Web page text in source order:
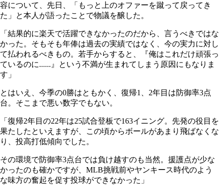
容について、先日、「もっと上のオファーを蹴って戻ってき
た」と本人が語ったことで物議を醸した。
「結果的に楽天で活躍できなかったのだから、言うべきではな
かった。そもそも年俸は過去の実績ではなく、今の実力に対し
て払われるべきもの。若手からすると、『俺はこれだけ頑張っ
ているのに......』という不満が生まれてしまう原因にもなりま
す」
とはいえ、今季の0勝はともかく、復帰1、2年目は防御率3点
台。そこまで悪い数字でもない。
「復帰2年目の22年は25試合登板で163イニング。先発の役目を
果たしたといえますが、この頃からボールがあまり飛ばなくな
り、投高打低傾向でした。
その環境で防御率3点台では負け越すのも当然。援護点が少な
かったのも確かですが、MLB挑戦前やヤンキース時代のよう
な味方の奮起を促す投球ができなかった」